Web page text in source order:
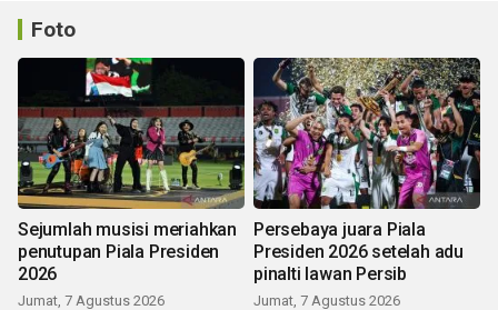
Foto
Sejumlah musisi meriahkan
penutupan Piala Presiden
2026
Jumat, 7 Agustus 2026
Persebaya juara Piala
Presiden 2026 setelah adu
pinalti lawan Persib
Jumat, 7 Agustus 2026